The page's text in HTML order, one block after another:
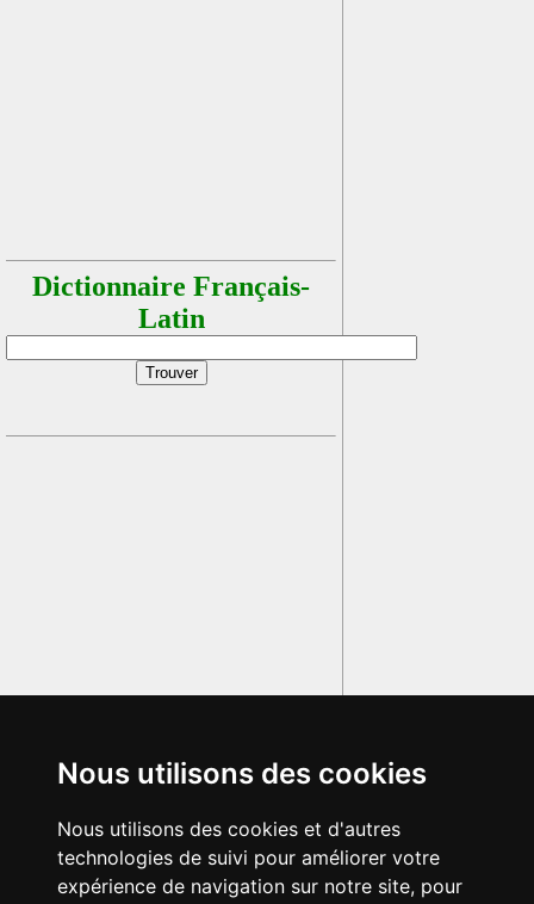
Nous utilisons des cookies
Nous utilisons des cookies et d'autres
technologies de suivi pour améliorer votre
expérience de navigation sur notre site, pour
Dictionnaire Français-
Latin